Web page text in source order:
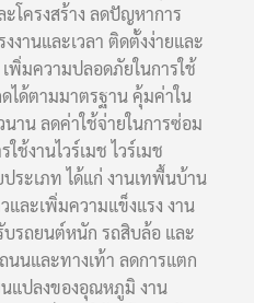
โครงสร้าง ลดปัญหาการ
งานและเวลา ติดตั้งง่ายและ
เพิ่มความปลอดภัยในการใช้
ได้ตามมาตรฐาน คุ้มค่าใน
นาน ลดค่าใช้จ่ายในการซ่อม
ช้งานไวร์เมช ไวร์เมช
ระเภท ได้แก่ งานเทพื้นบ้าน
และเพิ่มความแข็งแรง งาน
บรถยนต์หนัก รถสิบล้อ และ
นนและทางเท้า ลดการแตก
นแปลงของอุณหภูมิ งาน